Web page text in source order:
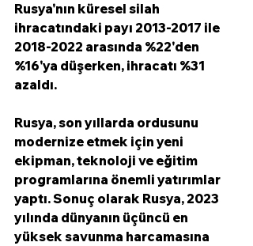
Rusya'nın küresel silah
ihracatındaki payı 2013-2017 ile
2018-2022 arasında %22'den
%16'ya düşerken, ihracatı %31
azaldı.
Rusya, son yıllarda ordusunu
modernize etmek için yeni
ekipman, teknoloji ve eğitim
programlarına önemli yatırımlar
yaptı. Sonuç olarak Rusya, 2023
yılında dünyanın üçüncü en
yüksek savunma harcamasına